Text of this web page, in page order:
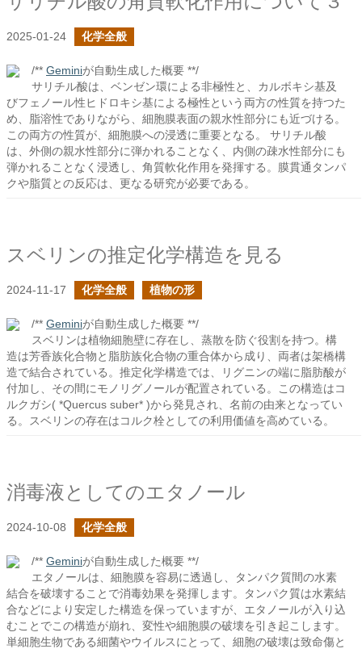
2025-01-24 化学全般
/** Geminiが自動生成した概要 **/
サリチル酸は、ベンゼン環による非極性と、カルボキシ基及
びフェノール性ヒドロキシ基による極性という両方の性質を持つた
め、脂溶性でありながら、細胞膜表面の親水性部分にも近づける。
この両方の性質が、細胞膜への浸透に重要となる。 サリチル酸
は、外側の親水性部分に弾かれることなく、内側の疎水性部分にも
弾かれることなく浸透し、角質軟化作用を発揮する。膜貫通タンパ
クや脂質との反応は、更なる研究が必要である。
スベリンの推定化学構造を見る
2024-11-17 化学全般 植物の形
/** Geminiが自動生成した概要 **/
スベリンは植物細胞壁に存在し、蒸散を防ぐ役割を持つ。構
造は芳香族化合物と脂肪族化合物の重合体から成り、両者は架橋構
造で結合されている。推定化学構造では、リグニンの端に脂肪酸が
付加し、その間にモノリグノールが配置されている。この構造はコ
ルクガシ( *Quercus suber* )から発見され、名前の由来となってい
る。スベリンの存在はコルク栓としての利用価値を高めている。
消毒液としてのエタノール
2024-10-08 化学全般
/** Geminiが自動生成した概要 **/
エタノールは、細胞膜を容易に透過し、タンパク質間の水素
結合を破壊することで消毒効果を発揮します。タンパク質は水素結
合などにより安定した構造を保っていますが、エタノールが入り込
むことでこの構造が崩れ、変性や細胞膜の破壊を引き起こします。
単細胞生物である細菌やウイルスにとって、細胞の破壊は致命傷と